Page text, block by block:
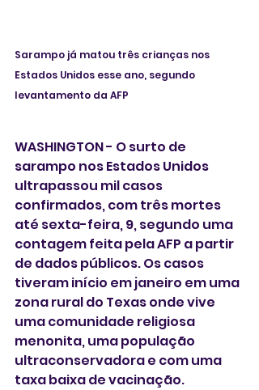
Sarampo já matou três crianças nos
Estados Unidos esse ano, segundo
levantamento da AFP
WASHINGTON - O surto de
sarampo nos Estados Unidos
ultrapassou mil casos
confirmados, com três mortes
até sexta-feira, 9, segundo uma
contagem feita pela AFP a partir
de dados públicos. Os casos
tiveram início em janeiro em uma
zona rural do Texas onde vive
uma comunidade religiosa
menonita, uma população
ultraconservadora e com uma
taxa baixa de vacinação.